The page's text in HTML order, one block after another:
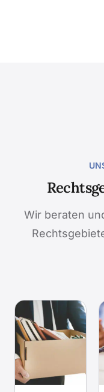
Wir beraten